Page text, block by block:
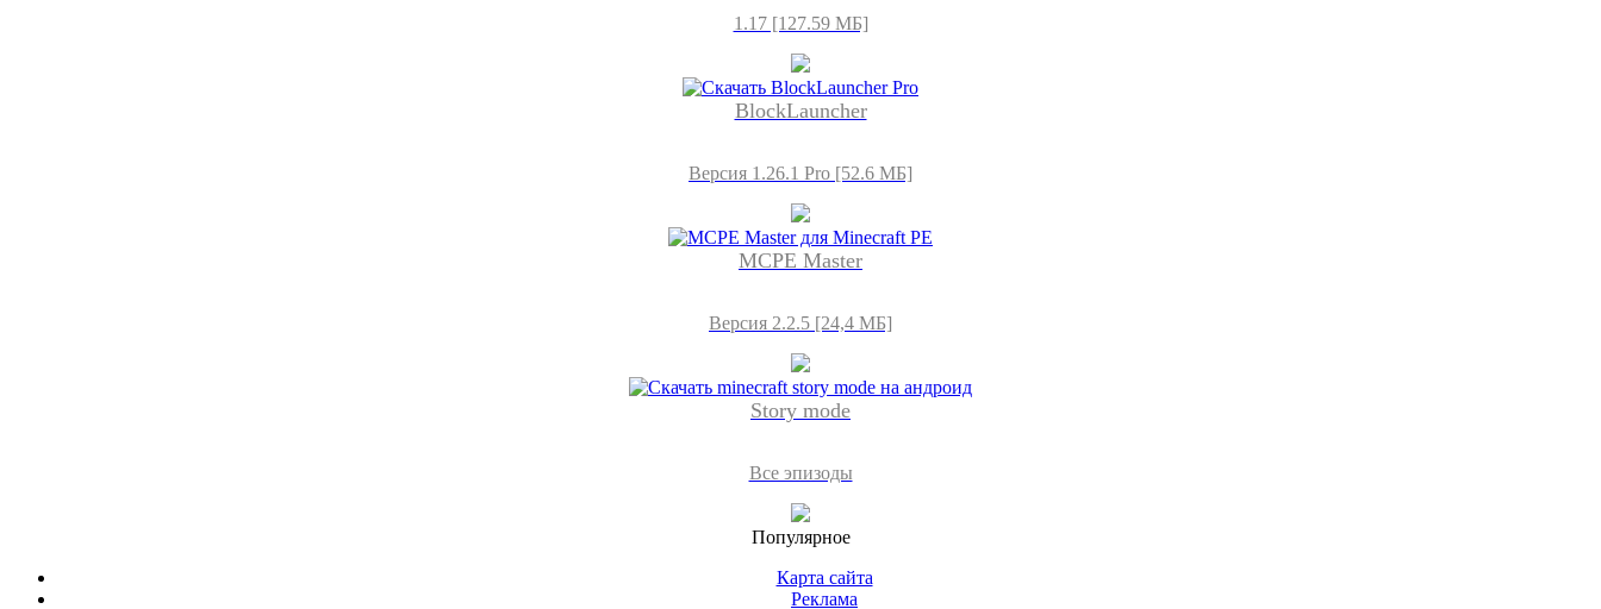
1.17 [127.59 МБ]
BlockLauncher
Версия 1.26.1 Pro [52.6 МБ]
MCPE Master
Версия 2.2.5 [24,4 МБ]
Story mode
Все эпизоды
Популярное
Карта сайта
Реклама